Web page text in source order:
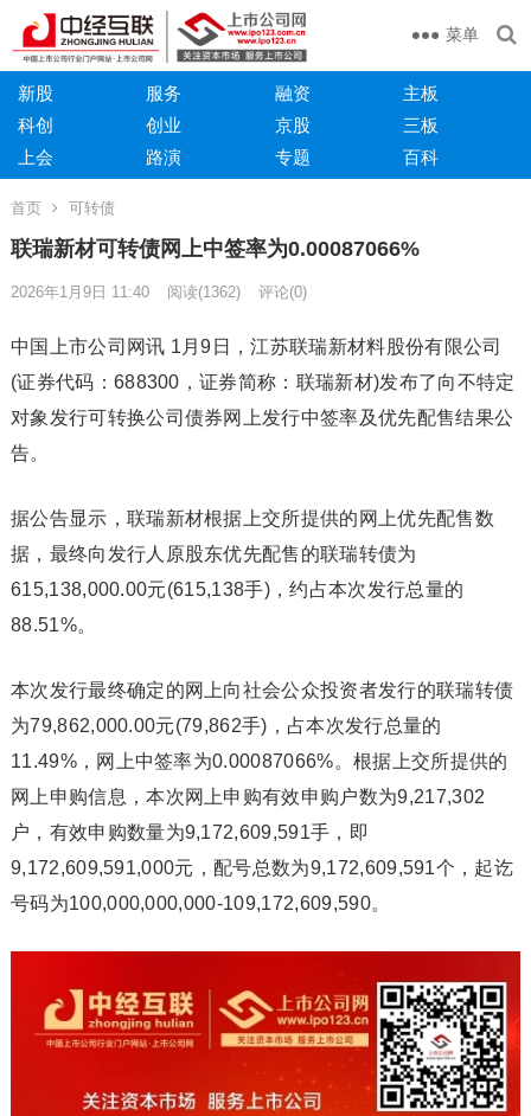
菜单
新股 服务 融资
主板
科创
创业 京股
三板
上会
路演 专题 百科
首页 可转债
联瑞新材可转债网上中签率为0.00087066%
2026年1月9日 11:40 阅读(1362) 评论(0)
中国上市公司网讯 1月9日，江苏联瑞新材料股份有限公司
(证券代码：688300，证券简称：联瑞新材)发布了向不特定
对象发行可转换公司债券网上发行中签率及优先配售结果公
告。
据公告显示，联瑞新材根据上交所提供的网上优先配售数
据，最终向发行人原股东优先配售的联瑞转债为
615,138,000.00元(615,138手)，约占本次发行总量的
88.51%。
本次发行最终确定的网上向社会公众投资者发行的联瑞转债
为79,862,000.00元(79,862手)，占本次发行总量的
11.49%，网上中签率为0.00087066%。根据上交所提供的
网上申购信息，本次网上申购有效申购户数为9,217,302
户，有效申购数量为9,172,609,591手，即
9,172,609,591,000元，配号总数为9,172,609,591个，起讫
号码为100,000,000,000-109,172,609,590。